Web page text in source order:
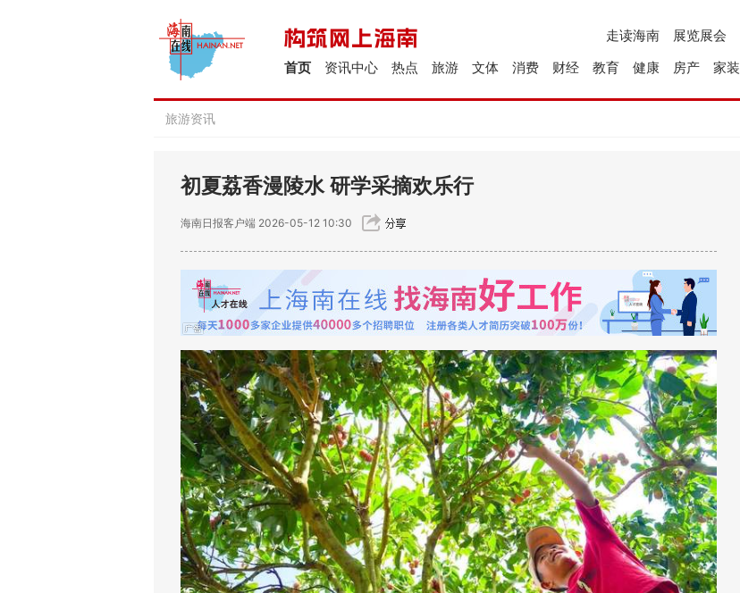
展览展会
走读海南
家装
房产
健康
教育
财经
消费
文体
旅游
热点
资讯中心
首页
旅游资讯
初夏荔香漫陵水 研学采摘欢乐行
海南日报客户端 2026-05-12 10:30